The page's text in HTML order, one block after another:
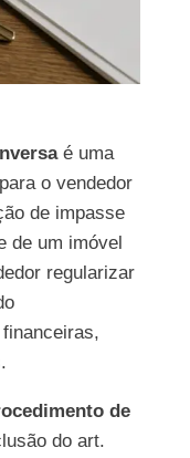
é uma
o vendedor
de impasse
de um imóvel
regularizar
de
do art.